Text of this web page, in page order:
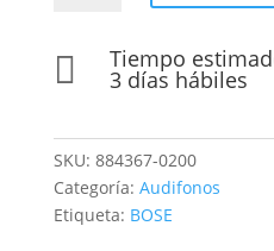
QuietComfort
 Tiempo
3 días hábiles
SKU: 884367-0200
Categoría: Audifonos
Etiqueta: BOSE